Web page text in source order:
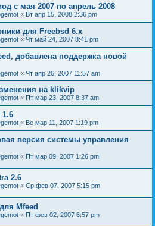
с мая 2007 по апрель 2008
« Вт апр 15, 2008 2:36 pm
для Freebsd 6.x
« Чт май 24, 2007 8:41 pm
добавлена поддержка новой
« Чт апр 26, 2007 11:57 am
на klikvip
« Пт мар 23, 2007 8:37 am
1.6
« Вс мар 11, 2007 1:19 pm
версия системы управления
« Пт мар 09, 2007 1:26 pm
2.6
« Ср фев 07, 2007 5:15 pm
Mfeed
« Пт фев 02, 2007 6:57 pm